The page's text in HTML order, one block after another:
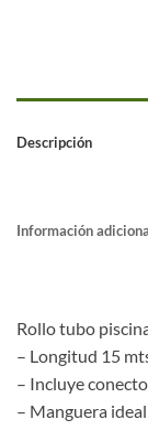
Descripción
Información
Rollo tubo
– Longitud 15
– Incluye
– Manguera